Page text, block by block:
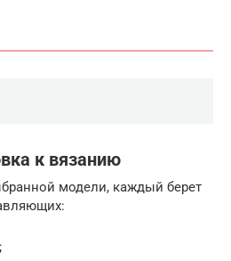
к вязанию
модели, каждый берет